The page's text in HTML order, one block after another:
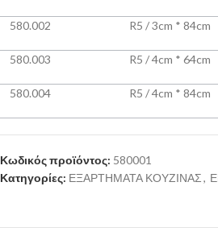
580.002 R5 / 3cm * 84cm
580.003 R5 / 4cm * 64cm
580.004 R5 / 4cm * 84cm
Κωδικός προϊόντος: 580001
Κατηγορίες: ΕΞΑΡΤΗΜΑΤΑ ΚΟΥΖΙΝΑΣ,